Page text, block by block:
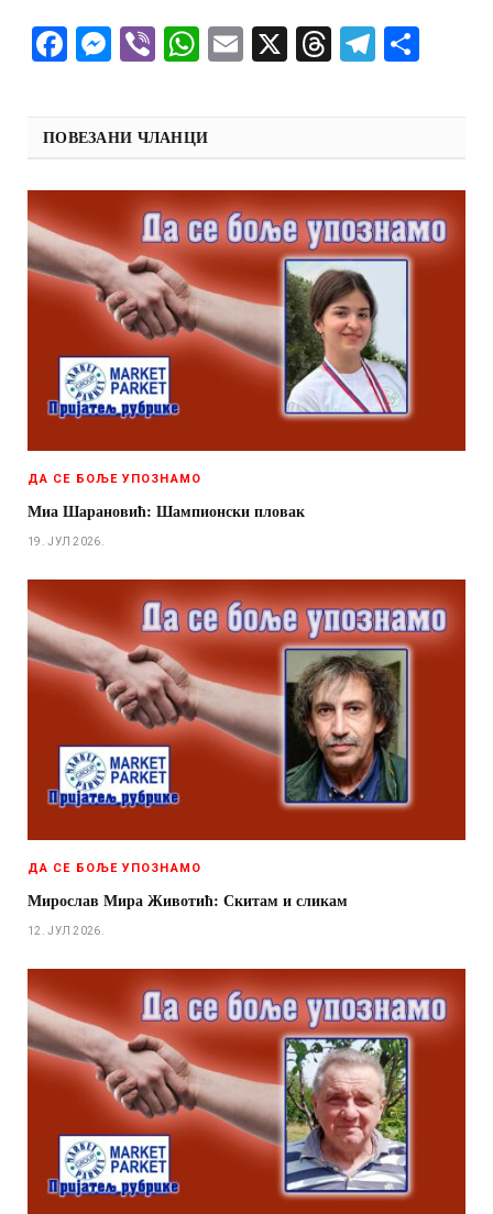
Facebook
Messenger
ViberWhatsApp
Email
X Threads
ПОВЕЗАНИ ЧЛАНЦИ
ДА СЕ БОЉЕ УПОЗНАМО
Миа Шарановић: Шампионски пловак
19. ЈУЛ 2026.
ДА СЕ БОЉЕ УПОЗНАМО
Мирослав Мира Животић: Скитам и сликам
12. ЈУЛ 2026.